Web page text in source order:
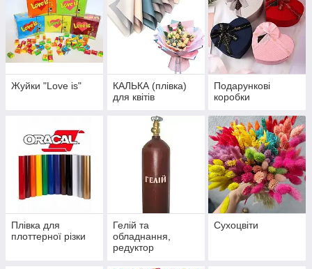
Жуйки "Love is"
КАЛЬКА (плівка)
для квітів
Подарункові
коробки
Плівка для
плоттерної різки
Гелій та
обладнання,
редуктор
Сухоцвіти